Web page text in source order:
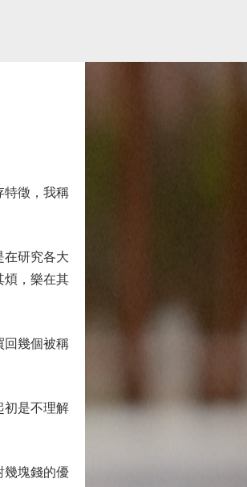
徵，我稱
研究各大
煩，樂在其
幾個被稱
是不理解
塊錢的優